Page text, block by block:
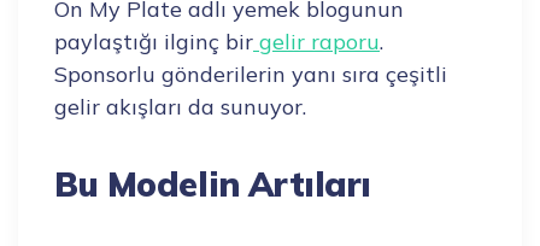
On My Plate adlı yemek blogunun
paylaştığı ilginç bir gelir raporu.
Sponsorlu gönderilerin yanı sıra çeşitli
gelir akışları da sunuyor.
Bu Modelin Artıları